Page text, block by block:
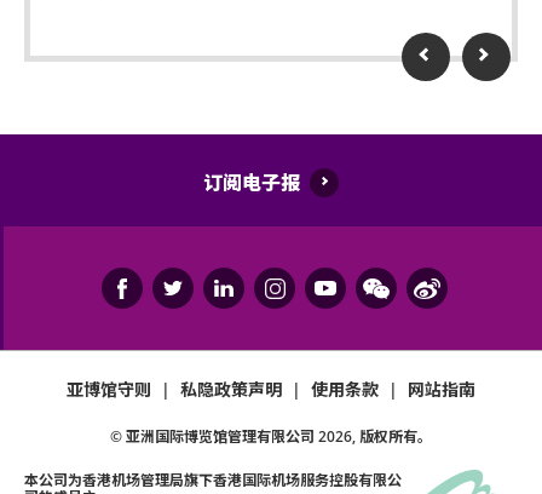
订阅电子报
亚博馆守则 | 私隐政策声明 | 使用条款 | 网站指南
© 亚洲国际博览馆管理有限公司 2026, 版权所有。
本公司为香港机场管理局旗下香港国际机场服务控股有限公